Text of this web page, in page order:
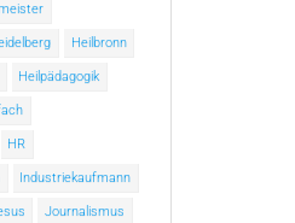
Heilbronn
Heilpädagogik
HR
Industriekaufmann
Journalismus